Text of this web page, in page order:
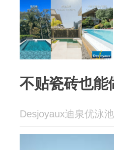
不贴瓷砖也能
Desjoyaux迪泉优泳